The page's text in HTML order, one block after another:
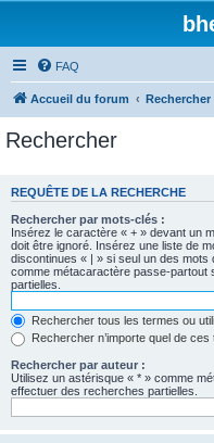
FAQ
Accueil du forum Rechercher
Rechercher
REQUÊTE DE LA RECHERCHE
Rechercher par mots-clés :
Insérez le caractère « + » devant un
doit être ignoré. Insérez une liste de
discontinues « | » si seul un des
comme métacaractère passe-partout
partielles.
Rechercher tous les termes ou
Rechercher n’importe quel de ces
Rechercher par auteur :
Utilisez un astérisque « * » comme
effectuer des recherches partielles.